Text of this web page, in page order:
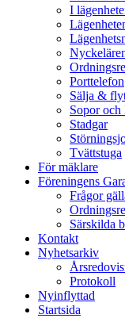
I
Porttelefon
Sälja &
Sopor
Stadgar
Tvättstuga
För mäklare
Föreningens
Frågor
Särskilda
Kontakt
Nyhetsarkiv
Protokoll
Nyinflyttad
Startsida